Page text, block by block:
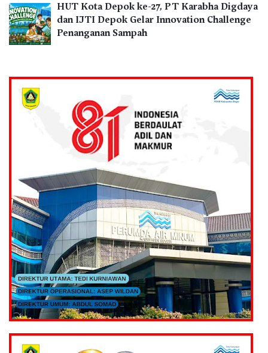
HUT Kota Depok ke-27, PT Karabha Digdaya
dan IJTI Depok Gelar Innovation Challenge
Penanganan Sampah